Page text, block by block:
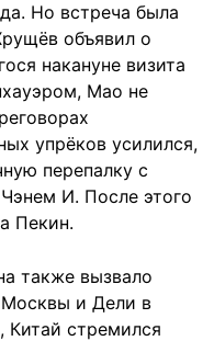
Но встреча была
объявил о
накануне визита
Мао не
упрёков усилился,
перепалку с
И. После этого
Пекин.
также вызвало
и Дели в
Китай стремился